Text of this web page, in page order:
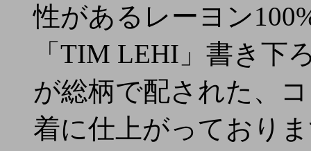
性があるレーヨン
「TIM LEHI」書き下
が総柄で配された、
着に仕上がっており